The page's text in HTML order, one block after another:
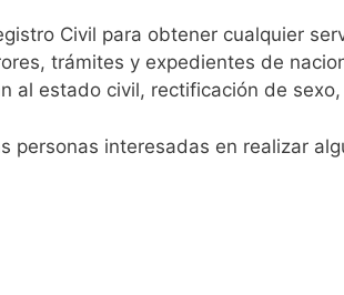
Civil para obtener cualquier
trámites y expedientes de
al estado civil, rectificación de
personas interesadas en realizar